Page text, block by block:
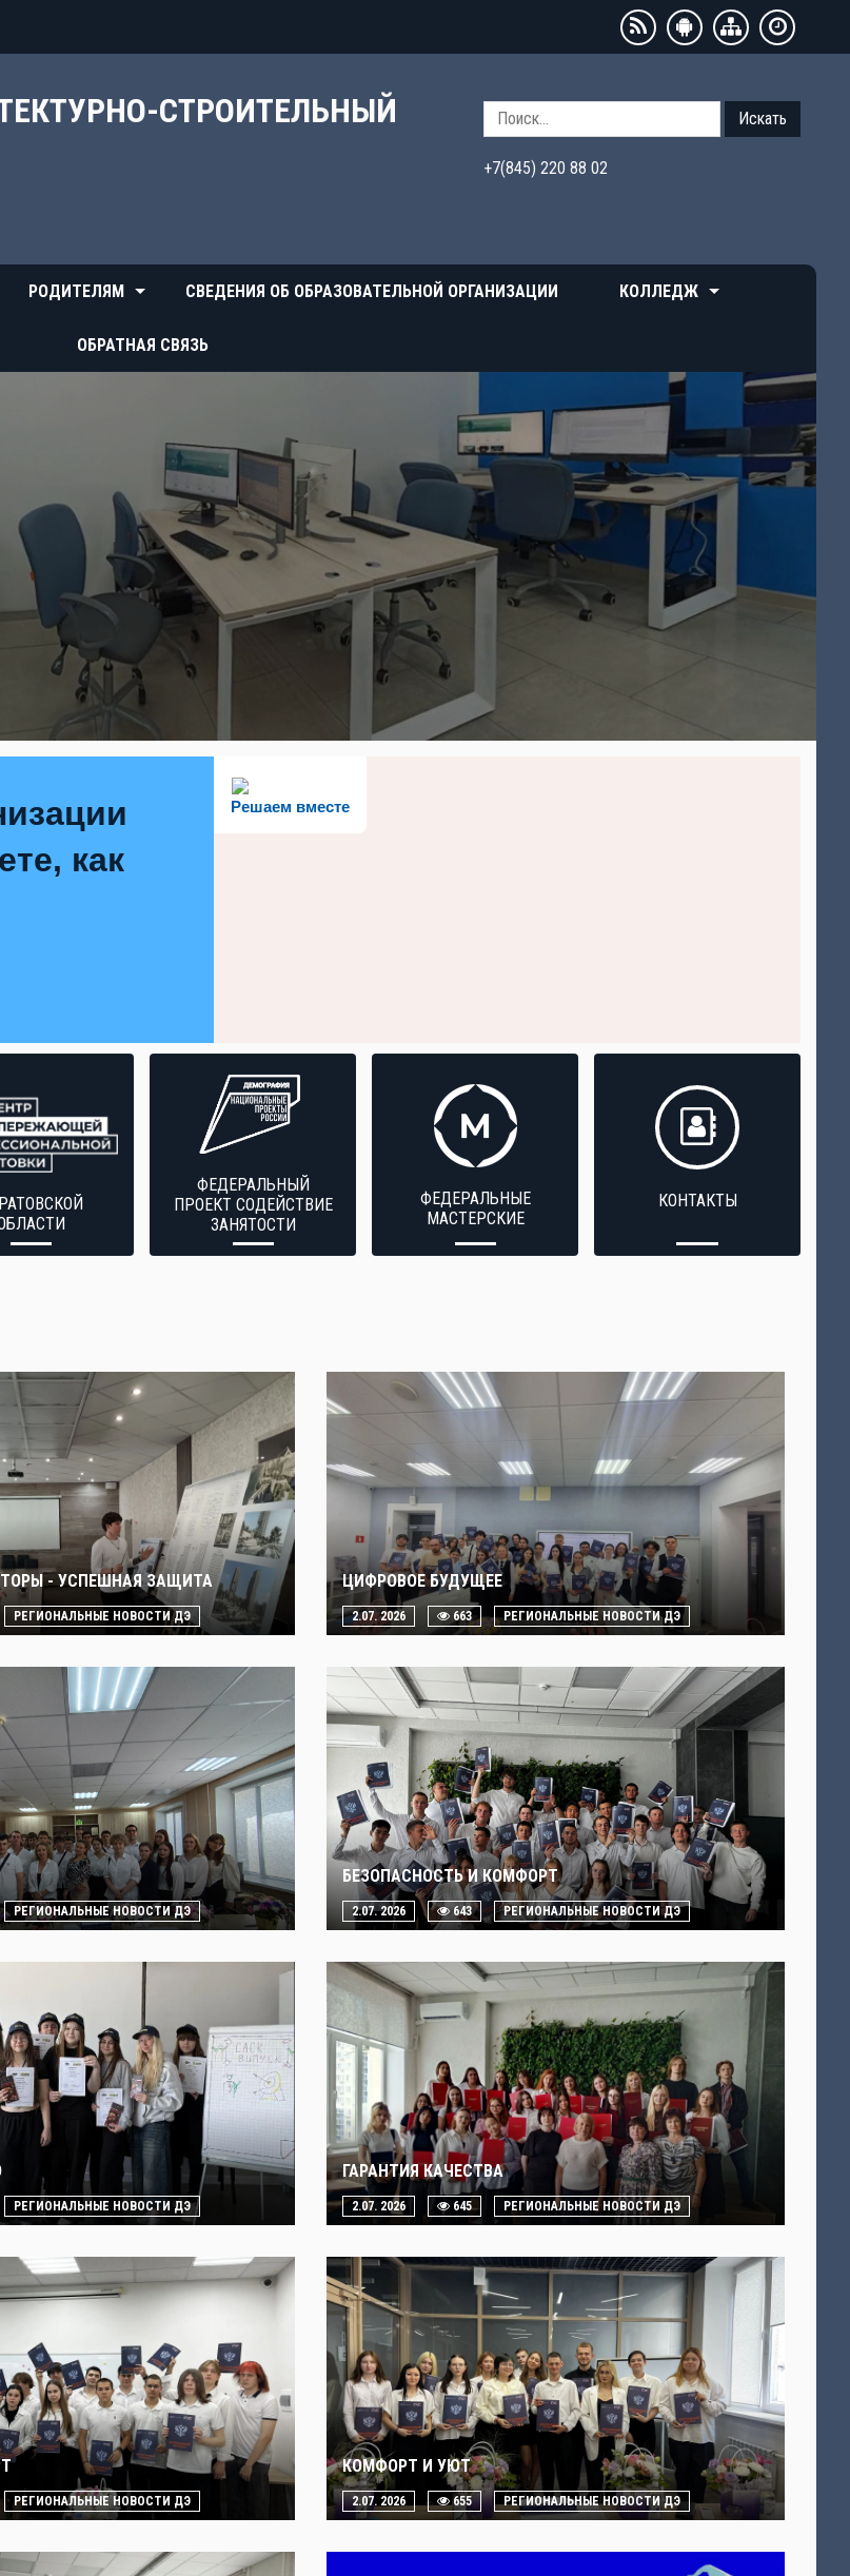
СТРОИТЕЛЬНЫЙ
Искать
+7(845) 220 88 02
РОДИТЕЛЯМ СВЕДЕНИЯ ОБ ОБРАЗОВАТЕЛЬНОЙ ОРГАНИЗАЦИИ КОЛЛЕДЖ
ОБРАТНАЯ СВЯЗЬ
Решаем вместе
как
ФЕДЕРАЛЬНЫЙ
ПРОЕКТ СОДЕЙСТВИЕ
ЗАНЯТОСТИ
ФЕДЕРАЛЬНЫЕ
МАСТЕРСКИЕ
КОНТАКТЫ
- УСПЕШНАЯ ЗАЩИТА
РЕГИОНАЛЬНЫЕ НОВОСТИ ДЭ
ЦИФРОВОЕ БУДУЩЕЕ
2.07. 2026 663 РЕГИОНАЛЬНЫЕ НОВОСТИ ДЭ
РЕГИОНАЛЬНЫЕ НОВОСТИ ДЭ
БЕЗОПАСНОСТЬ И КОМФОРТ
2.07. 2026 643 РЕГИОНАЛЬНЫЕ НОВОСТИ ДЭ
РЕГИОНАЛЬНЫЕ НОВОСТИ ДЭ
ГАРАНТИЯ КАЧЕСТВА
2.07. 2026 645 РЕГИОНАЛЬНЫЕ НОВОСТИ ДЭ
РЕГИОНАЛЬНЫЕ НОВОСТИ ДЭ
КОМФОРТ И УЮТ
2.07. 2026 655 РЕГИОНАЛЬНЫЕ НОВОСТИ ДЭ